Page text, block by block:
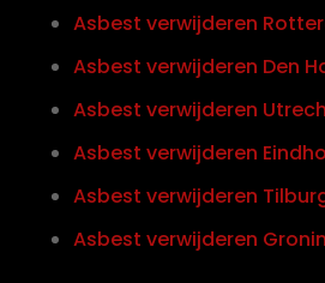
Asbest verwijderen
Asbest verwijderen Den
Asbest verwijderen
Asbest verwijderen
Asbest verwijderen
Asbest verwijderen